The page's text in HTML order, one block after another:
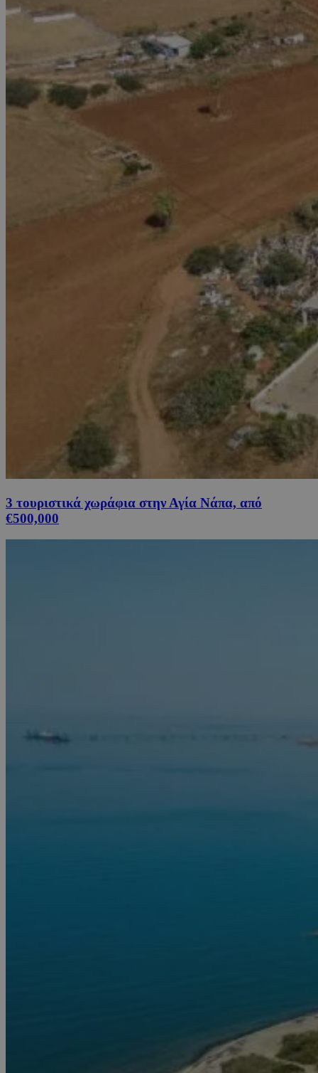
3 τουριστικά χωράφια στην Αγία Νάπα, από
€500,000